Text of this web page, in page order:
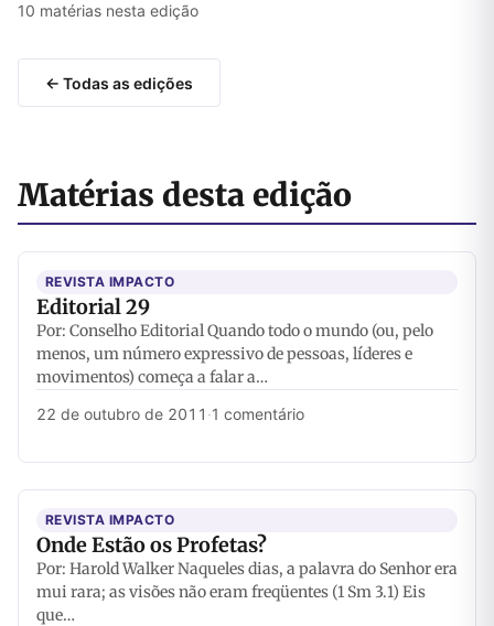
10 matérias nesta edição
← Todas as edições
Matérias desta edição
REVISTA IMPACTO
Editorial 29
Por: Conselho Editorial Quando todo o mundo (ou, pelo
menos, um número expressivo de pessoas, líderes e
movimentos) começa a falar a…
22 de outubro de 2011 ·1 comentário
REVISTA IMPACTO
Onde Estão os Profetas?
Por: Harold Walker Naqueles dias, a palavra do Senhor era
mui rara; as visões não eram freqüentes (1 Sm 3.1) Eis
que…